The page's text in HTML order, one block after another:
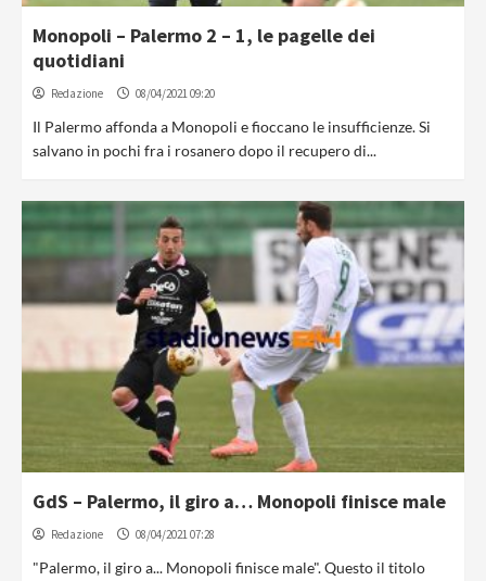
Monopoli – Palermo 2 – 1, le pagelle dei
quotidiani
Redazione 08/04/2021 09:20
Il Palermo affonda a Monopoli e fioccano le insufficienze. Si
salvano in pochi fra i rosanero dopo il recupero di...
GdS – Palermo, il giro a… Monopoli finisce male
Redazione 08/04/2021 07:28
"Palermo, il giro a... Monopoli finisce male". Questo il titolo